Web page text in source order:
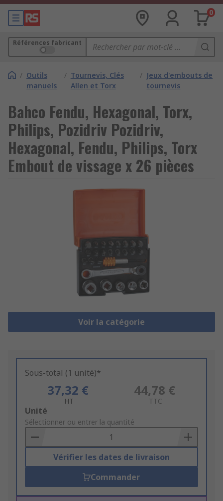
0
Références fabricant
/ Outils
manuels
/ Tournevis, Clés
Allen et Torx
/ Jeux d'embouts de
tournevis
Bahco Fendu, Hexagonal, Torx,
Philips, Pozidriv Pozidriv,
Hexagonal, Fendu, Philips, Torx
Embout de vissage x 26 pièces
Voir la catégorie
Sous-total (1 unité)*
37,32 €
HT
44,78 €
TTC
Add
to
Basket
Unité
Sélectionner ou entrer la quantité
Vérifier les dates de livraison
Commander